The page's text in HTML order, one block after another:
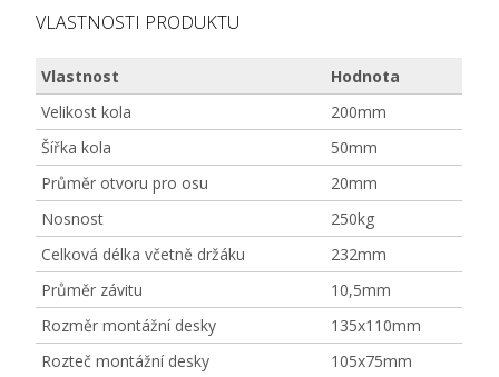
VLASTNOSTI PRODUKTU
Vlastnost
Hodnota
Velikost kola
200mm
Šířka kola
50mm
Průměr otvoru pro osu
20mm
Nosnost
250kg
Celková délka včetně držáku
232mm
Průměr závitu
10,5mm
Rozměr montážní desky
135x110mm
Rozteč montážní desky
105x75mm